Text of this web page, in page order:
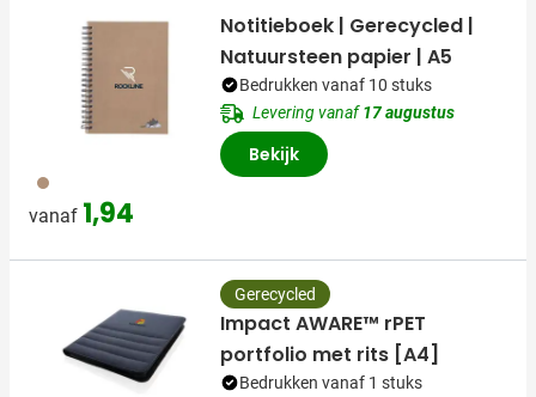
311
vanaf 1,94
Notitieboek | Gerecycled |
Natuursteen papier | A5
Bedrukken vanaf 10 stuks
Levering vanaf17 augustus
Bekijk
Gerecycled
Impact AWARE™ rPET
portfolio met rits [A4]
Bedrukken vanaf 1 stuks